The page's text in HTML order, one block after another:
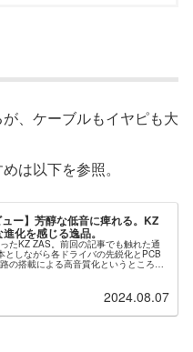
、ケーブルもイヤピも大
は以下を参照。
ュー】芳醇な低音に痺れる。KZ
化を感じる逸品。
たKZ ZAS。前回の記事でも触れた通
としながら各ドライバの先鋭化とPCB
の搭載による高音質化というところ
2024.08.07